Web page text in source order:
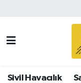
Sivil Havacılık